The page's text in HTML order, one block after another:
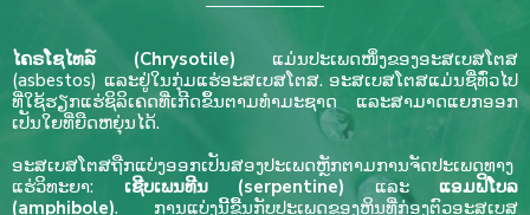
ໄຄຣໂຊໄທລ໌ (Chrysotile) ແມ່ນປະເພດໜຶ່ງຂອງອະສເບສໂຕສ
(asbestos) ແລະຢູ່ໃນກຸ່ມແຮ່ອະສເບສໂຕສ. ອະສເບສໂຕສແມ່ນຊື່ທົ່ວໄປ
ທີ່ໃຊ້ຮຽກແຮ່ຊິລິເຄດທີ່ເກີດຂຶ້ນຕາມທຳມະຊາດ ແລະສາມາດແຍກອອກ
ເປັນໃຍທີ່ຍືດຫຍຸ່ນໄດ້.
ອະສເບສໂຕສຖືກແບ່ງອອກເປັນສອງປະເພດຫຼັກຕາມການຈັດປະເພດທາງ
ແຮ່ວິທະຍາ: ເຊີບເພນທີນ (serpentine) ແລະ ແອມຟິໂບລ
(amphibole). ການແບ່ງນີ້ຂື້ນກັບປະເພດຂອງຫິນທີ່ກ່ອງຕົວອະສເບສ